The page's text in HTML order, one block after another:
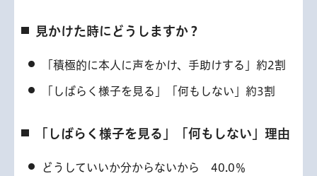
見かけた時にどうしますか？
「積極的に本人に声をかけ、手助けする」約2割
「しばらく様子を見る」「何もしない」約3割
「しばらく様子を見る」「何もしない」理由
どうしていいか分からないから 40.0％